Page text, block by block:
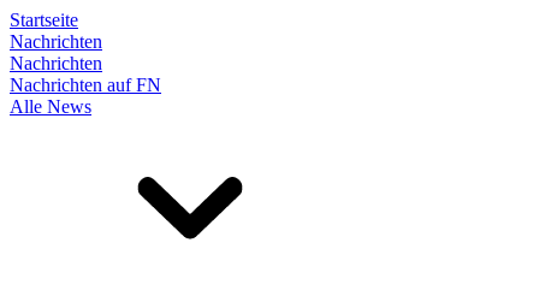
Startseite
Nachrichten
Nachrichten
Nachrichten auf FN
Alle News